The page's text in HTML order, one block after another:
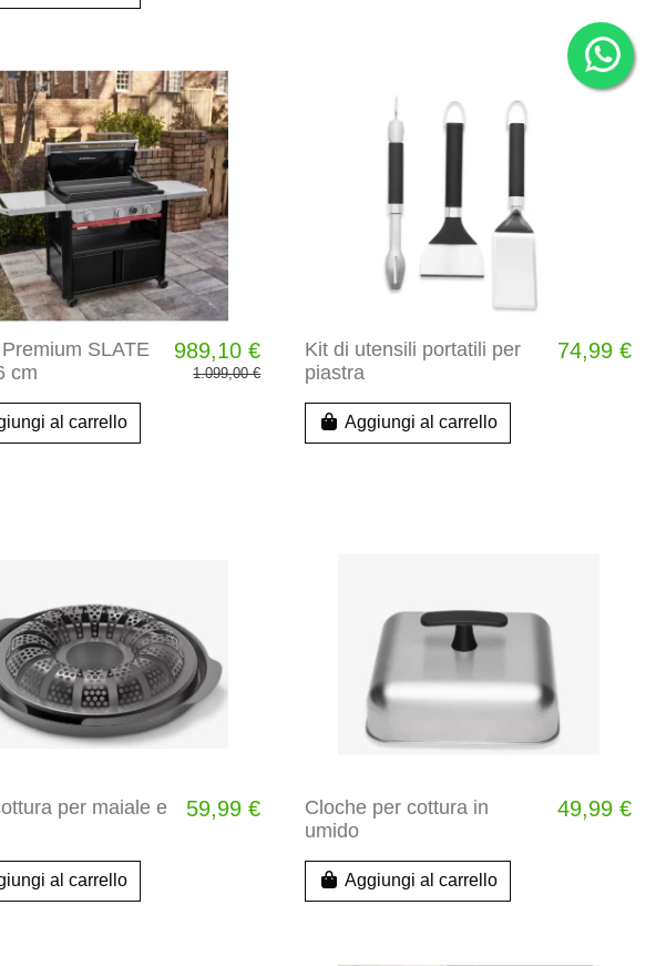
SLATE
cm
989,10 €
1.099,00 €
al carrello
Kit di utensili portatili per
piastra
74,99 €
Aggiungi al carrello
per maiale e
59,99 €
al carrello
Cloche per cottura in
umido
49,99 €
Aggiungi al carrello